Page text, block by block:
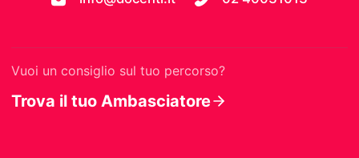
Vuoi un consiglio sul tuo percorso?
Trova il tuo Ambasciatore